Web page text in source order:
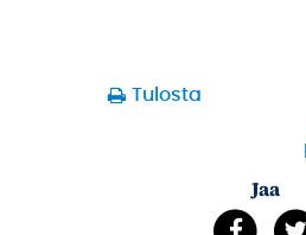
Tulosta
Jaa